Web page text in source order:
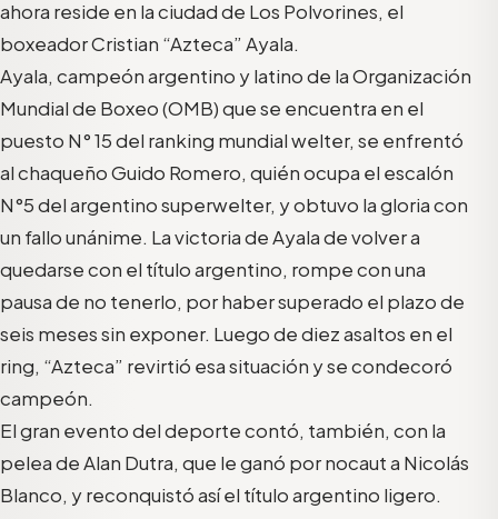
ahora reside en la ciudad de Los Polvorines, el
boxeador Cristian “Azteca” Ayala.
Ayala, campeón argentino y latino de la Organización
Mundial de Boxeo (OMB) que se encuentra en el
puesto N° 15 del ranking mundial welter, se enfrentó
al chaqueño Guido Romero, quién ocupa el escalón
N°5 del argentino superwelter, y obtuvo la gloria con
un fallo unánime. La victoria de Ayala de volver a
quedarse con el título argentino, rompe con una
pausa de no tenerlo, por haber superado el plazo de
seis meses sin exponer. Luego de diez asaltos en el
ring, “Azteca” revirtió esa situación y se condecoró
campeón.
El gran evento del deporte contó, también, con la
pelea de Alan Dutra, que le ganó por nocaut a Nicolás
Blanco, y reconquistó así el título argentino ligero.